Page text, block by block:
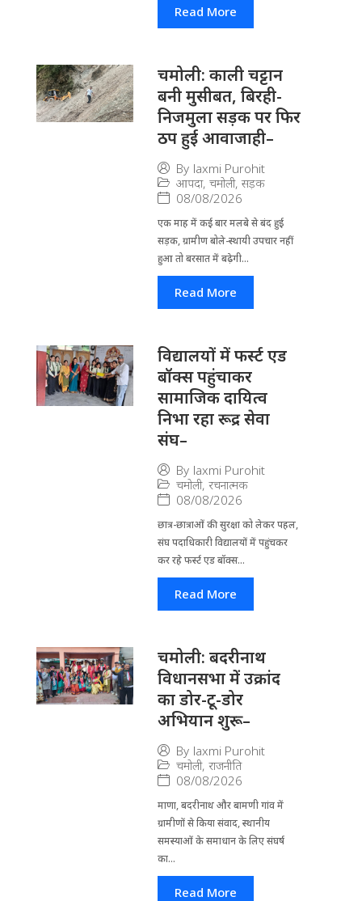
Read More
चमोली: काली चट्टान
बनी मुसीबत, बिरही-
निजमुला सड़क पर फिर
ठप हुई आवाजाही–
By laxmi Purohit
आपदा, चमोली, सड़क
08/08/2026
एक माह में कई बार मलबे से बंद हुई
सड़क, ग्रामीण बोले-स्थायी उपचार नहीं
हुआ तो बरसात में बढ़ेगी...
Read More
विद्यालयों में फर्स्ट एड
बॉक्स पहुंचाकर
सामाजिक दायित्व
निभा रहा रूद्र सेवा
संघ–
By laxmi Purohit
चमोली, रचनात्मक
08/08/2026
छात्र-छात्राओं की सुरक्षा को लेकर पहल,
संघ पदाधिकारी विद्यालयों में पहुंचकर
कर रहे फर्स्ट एड बॉक्स...
Read More
चमोली: बदरीनाथ
विधानसभा में उक्रांद
का डोर-टू-डोर
अभियान शुरू–
By laxmi Purohit
चमोली, राजनीति
08/08/2026
माणा, बदरीनाथ और बामणी गांव में
ग्रामीणों से किया संवाद, स्थानीय
समस्याओं के समाधान के लिए संघर्ष
का...
Read More